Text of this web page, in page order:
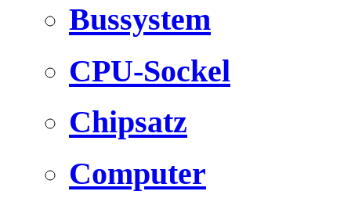
Bussystem
CPU-Sockel
Chipsatz
Computer